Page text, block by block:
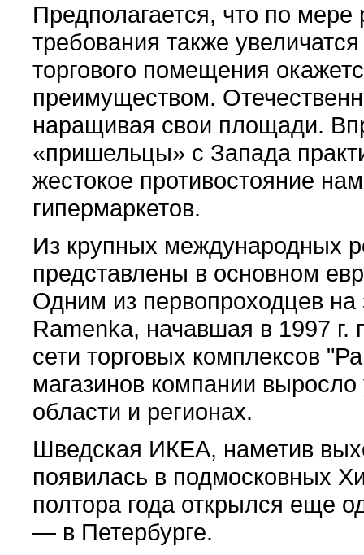
Предполагается, что по
требования также
торгового помещения
преимуществом.
наращивая свои площади.
«пришельцы» с Запада
жестокое противостояние
гипермаркетов.
Из крупных международных
представлены в основном
Одним из первопроходцев
Ramenka, начавшая в 1997 г.
сети торговых комплексов
магазинов компании
области и регионах.
Шведская ИКЕА, наметив
появилась в подмосковных
полтора года открылся еще
— в Петербурге.